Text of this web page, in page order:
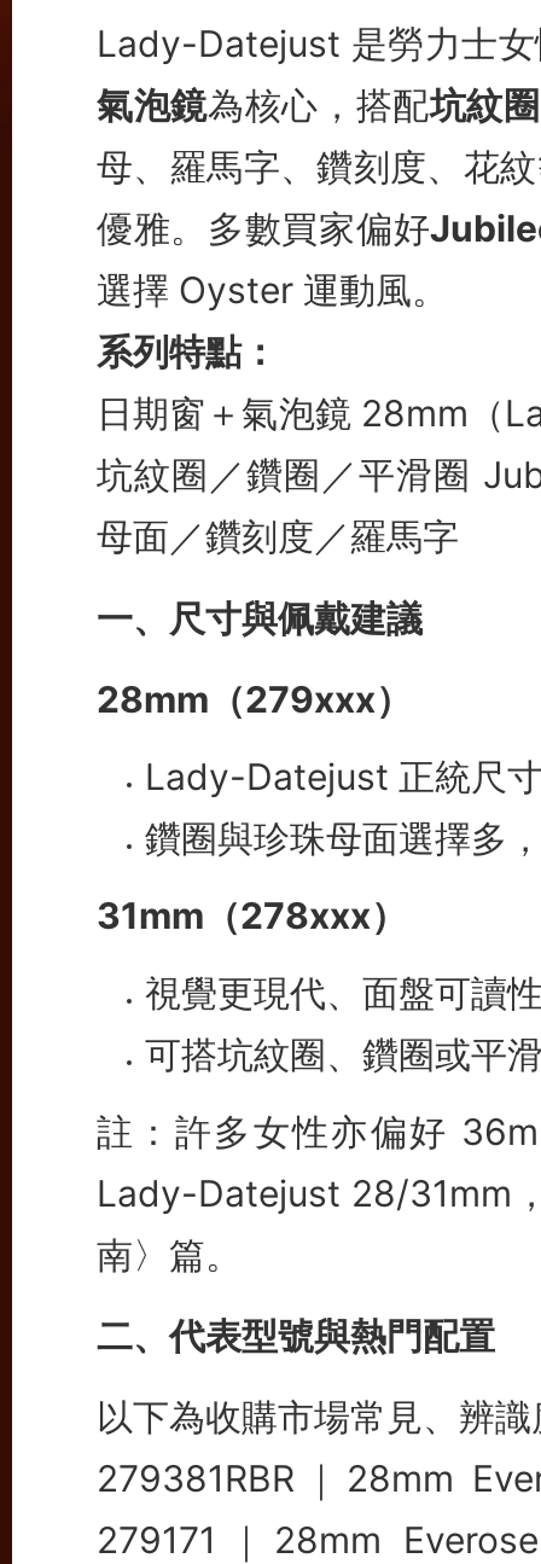
Lady-Datejust 是勞力士
氣泡鏡為核心，搭配坑紋
母、羅馬字、鑽刻度、花
優雅。多數買家偏好
選擇 Oyster 運動風。
系列特點：
日期窗＋氣泡鏡 28mm（
坑紋圈／鑽圈／平滑圈
母面／鑽刻度／羅馬字
一、尺寸與佩戴建議
28mm（279xxx）
Lady-Datejust 正統尺
鑽圈與珍珠母面選擇多
31mm（278xxx）
視覺更現代、面盤可讀
可搭坑紋圈、鑽圈或平
註：許多女性亦偏好
Lady-Datejust 28/31mm
南〉篇。
二、代表型號與熱門配置
以下為收購市場常見、辨
279381RBR｜28mm
279171｜28mm